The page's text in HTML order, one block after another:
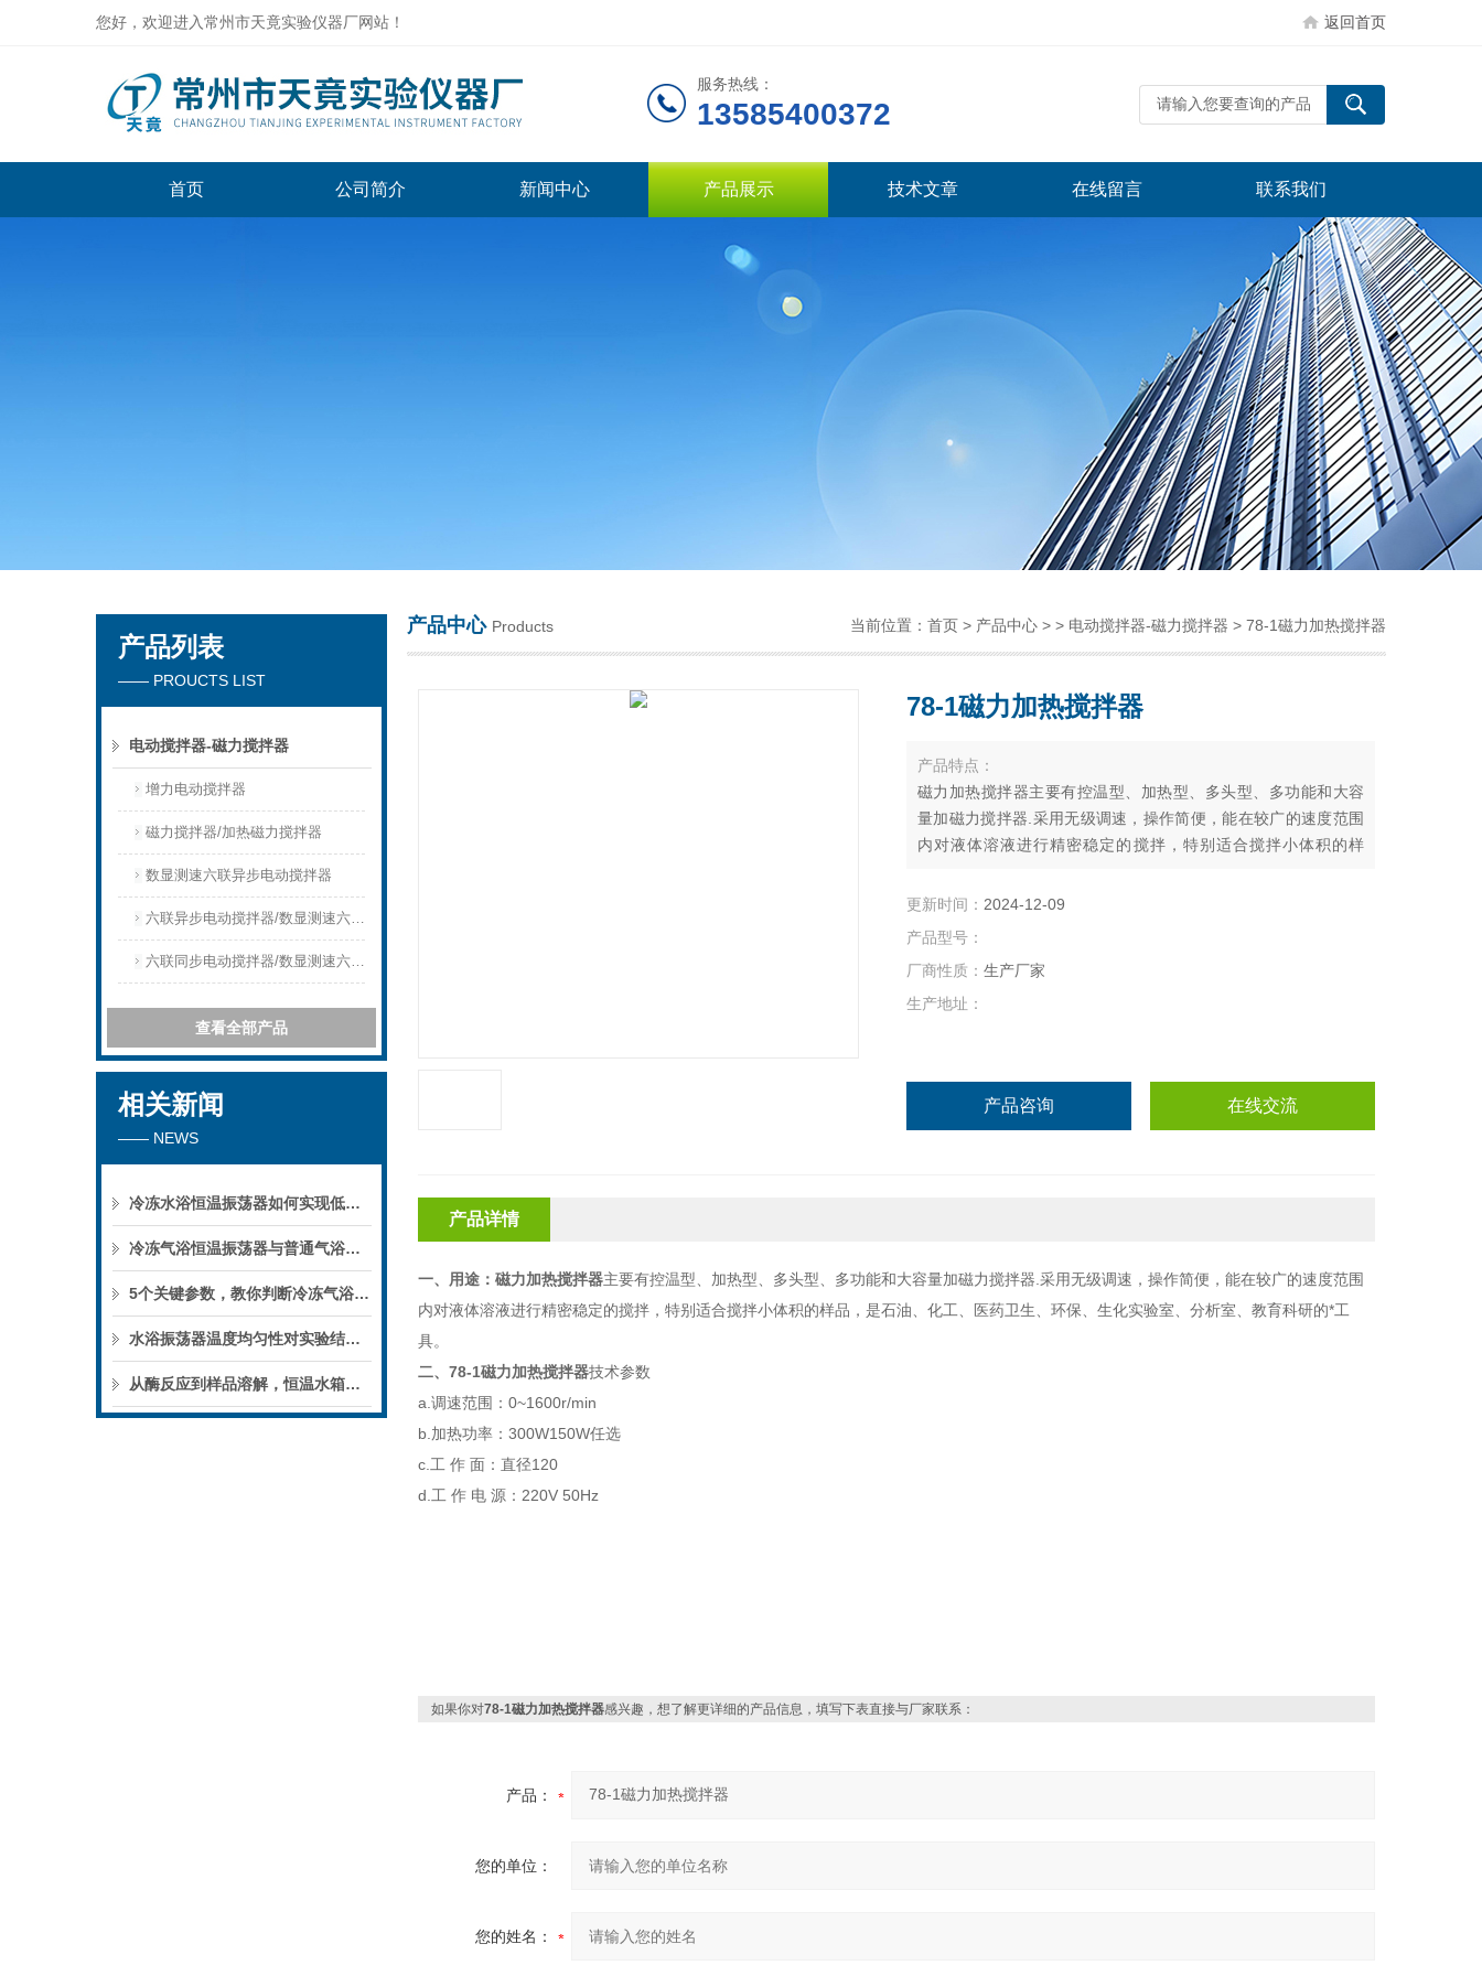
您好，欢迎进入常州市天竟实验仪器厂网站！ 返回首页
服务热线：
13585400372
首页 公司简介 新闻中心 产品展示 技术文章 在线留言 联系我们
产品列表
—— PROUCTS LIST
电动搅拌器-磁力搅拌器
增力电动搅拌器
磁力搅拌器/加热磁力搅拌器
数显测速六联异步电动搅拌器
六联异步电动搅拌器/数显测速六联异步搅拌器
六联同步电动搅拌器/数显测速六联同步搅拌器
查看全部产品
相关新闻
—— NEWS
冷冻水浴恒温振荡器如何实现低温下的微生物培养？
冷冻气浴恒温振荡器与普通气浴振荡器的区别
5个关键参数，教你判断冷冻气浴恒温振荡器的性能优劣
水浴振荡器温度均匀性对实验结果的影响
从酶反应到样品溶解，恒温水箱的实验用途
产品中心 Products 当前位置： 首页 > 产品中心 > > 电动搅拌器-磁力搅拌器 > 78-1磁力加热搅拌器
78-1磁力加热搅拌器
产品特点：
磁力加热搅拌器主要有控温型、加热型、多头型、多功能和大容
量加磁力搅拌器.采用无级调速，操作简便，能在较广的速度范围
内对液体溶液进行精密稳定的搅拌，特别适合搅拌小体积的样
育科研的*工具。
更新时间： 2024-12-09
产品型号：
厂商性质： 生产厂家
生产地址：
产品咨询 在线交流
产品详情
一、用途：磁力加热搅拌器主要有控温型、加热型、多头型、多功能和大容量加磁力搅拌器.采用无级调速，操作简便，能在较广的速度范围
内对液体溶液进行精密稳定的搅拌，特别适合搅拌小体积的样品，是石油、化工、医药卫生、环保、生化实验室、分析室、教育科研的*工
具。
二、78-1磁力加热搅拌器技术参数
a.调速范围：0~1600r/min
b.加热功率：300W150W任选
c.工 作 面：直径120
d.工 作 电 源：220V 50Hz
如果你对78-1磁力加热搅拌器感兴趣，想了解更详细的产品信息，填写下表直接与厂家联系：
产品：
您的单位：
您的姓名：